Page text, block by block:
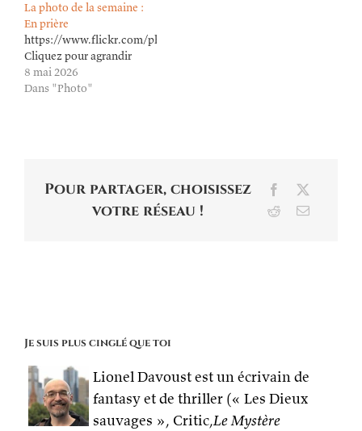
La photo de la semaine :
En prière
https://www.flickr.com/photos/lioneldavoust/55253796725/in/
Cliquez pour agrandir
8 mai 2026
Dans "Photo"
Pour partager, choisissez
votre réseau !
Facebook
RedditEmail
Je suis plus cinglé que toi
Lionel Davoust est un écrivain de
fantasy et de thriller (« Les Dieux
sauvages », Critic,Le Mystère